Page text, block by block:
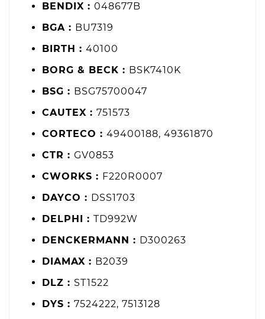
BENDIX : 048677B
BGA : BU7319
BIRTH : 40100
BORG & BECK : BSK7410K
BSG : BSG75700047
CAUTEX : 751573
CORTECO : 49400188, 49361870
CTR : GV0853
CWORKS : F220R0007
DAYCO : DSS1703
DELPHI : TD992W
DENCKERMANN : D300263
DIAMAX : B2039
DLZ : ST1522
DYS : 7524222, 7513128